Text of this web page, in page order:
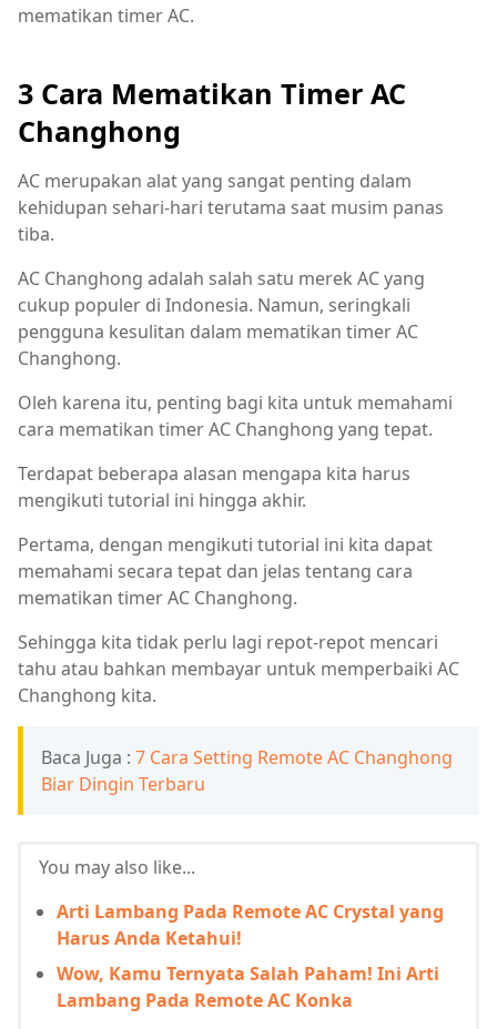
mematikan timer AC.
3 Cara Mematikan Timer AC
Changhong
AC merupakan alat yang sangat penting dalam
kehidupan sehari-hari terutama saat musim panas
tiba.
AC Changhong adalah salah satu merek AC yang
cukup populer di Indonesia. Namun, seringkali
pengguna kesulitan dalam mematikan timer AC
Changhong.
Oleh karena itu, penting bagi kita untuk memahami
cara mematikan timer AC Changhong yang tepat.
Terdapat beberapa alasan mengapa kita harus
mengikuti tutorial ini hingga akhir.
Pertama, dengan mengikuti tutorial ini kita dapat
memahami secara tepat dan jelas tentang cara
mematikan timer AC Changhong.
Sehingga kita tidak perlu lagi repot-repot mencari
tahu atau bahkan membayar untuk memperbaiki AC
Changhong kita.
Baca Juga : 7 Cara Setting Remote AC Changhong
Biar Dingin Terbaru
You may also like...
Arti Lambang Pada Remote AC Crystal yang
Harus Anda Ketahui!
Wow, Kamu Ternyata Salah Paham! Ini Arti
Lambang Pada Remote AC Konka